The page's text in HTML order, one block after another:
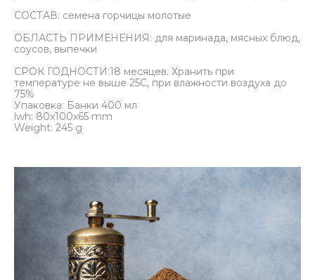
СОСТАВ: семена горчицы молотые
ОБЛАСТЬ ПРИМЕНЕНИЯ: для маринада, мясных блюд,
соусов, выпечки
СРОК ГОДНОСТИ:18 месяцев. Хранить при
температуре не выше 25С, при влажности воздуха до
75%
Упаковка: Банки 400 мл
lwh: 80x100x65 mm
Weight: 245 g